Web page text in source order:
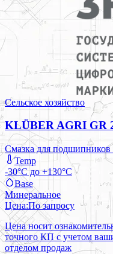
Сельское хозяйство
KLÜBER AGRI GR
Смазка для подшипников
Temp
-30°C до +130°C
Base
Минеральное
Цена:По запросу
Цена носит
точного КП с учетом
отделом продаж